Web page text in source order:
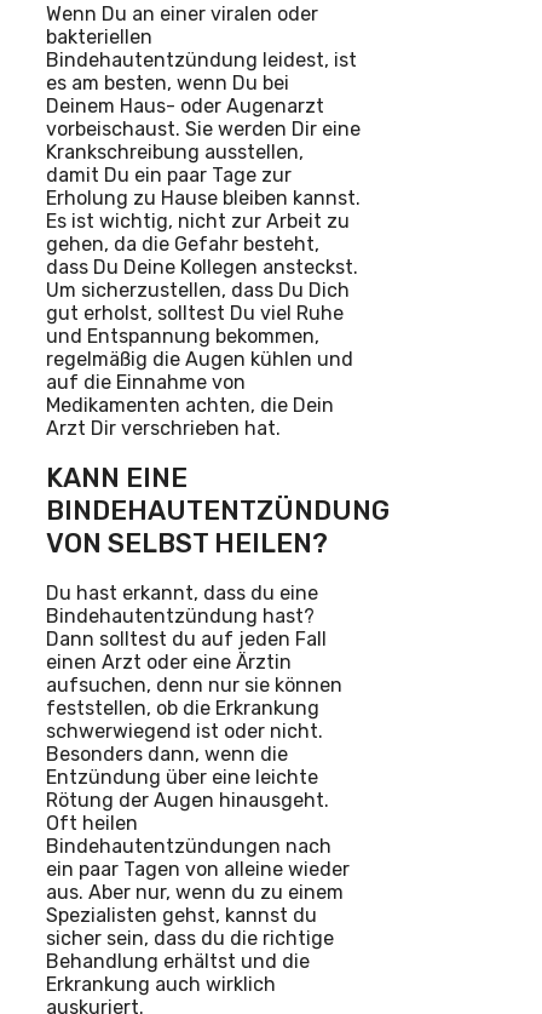
Wenn Du an einer viralen oder
bakteriellen
Bindehautentzündung leidest, ist
es am besten, wenn Du bei
Deinem Haus- oder Augenarzt
vorbeischaust. Sie werden Dir eine
Krankschreibung ausstellen,
damit Du ein paar Tage zur
Erholung zu Hause bleiben kannst.
Es ist wichtig, nicht zur Arbeit zu
gehen, da die Gefahr besteht,
dass Du Deine Kollegen ansteckst.
Um sicherzustellen, dass Du Dich
gut erholst, solltest Du viel Ruhe
und Entspannung bekommen,
regelmäßig die Augen kühlen und
auf die Einnahme von
Medikamenten achten, die Dein
Arzt Dir verschrieben hat.
KANN EINE
BINDEHAUTENTZÜNDUNG
VON SELBST HEILEN?
Du hast erkannt, dass du eine
Bindehautentzündung hast?
Dann solltest du auf jeden Fall
einen Arzt oder eine Ärztin
aufsuchen, denn nur sie können
feststellen, ob die Erkrankung
schwerwiegend ist oder nicht.
Besonders dann, wenn die
Entzündung über eine leichte
Rötung der Augen hinausgeht.
Oft heilen
Bindehautentzündungen nach
ein paar Tagen von alleine wieder
aus. Aber nur, wenn du zu einem
Spezialisten gehst, kannst du
sicher sein, dass du die richtige
Behandlung erhältst und die
Erkrankung auch wirklich
auskuriert.